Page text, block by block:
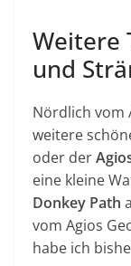
Weitere
und
Nördlich vom
weitere
oder der
eine kleine
Donkey Path
vom Agios
habe ich